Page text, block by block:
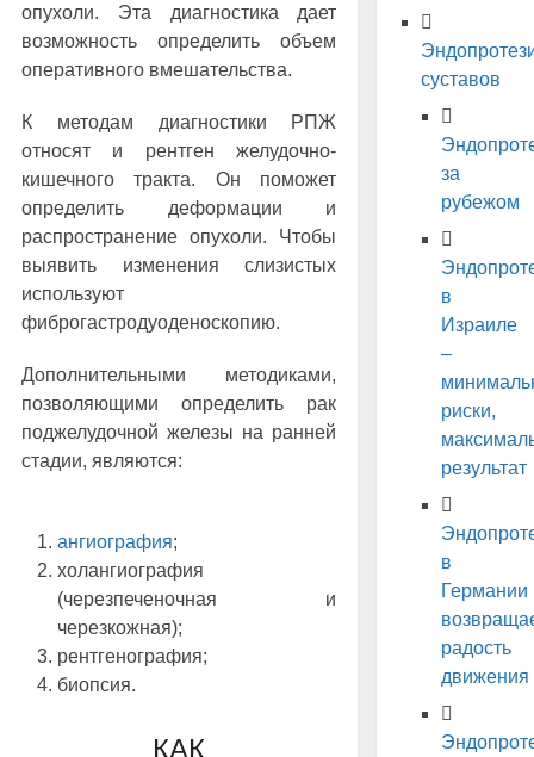
опухоли. Эта диагностика дает
возможность определить объем
оперативного вмешательства.
К методам диагностики РПЖ
относят и рентген желудочно-
кишечного тракта. Он поможет
определить деформации и
распространение опухоли. Чтобы
выявить изменения слизистых
используют
фиброгастродуоденоскопию.
Дополнительными методиками,
позволяющими определить рак
поджелудочной железы на ранней
стадии, являются:
ангиография;
холангиография
(черезпеченочная и
черезкожная);
рентгенография;
биопсия.
КАК
суставов
за
рубежом
в
Израиле
–
риски,
результат
в
Германии
радость
движения